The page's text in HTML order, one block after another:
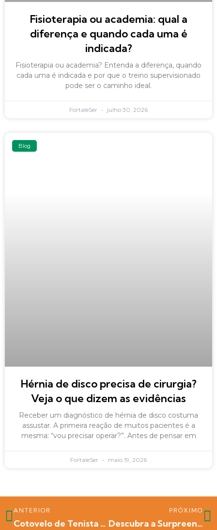
Fisioterapia ou academia: qual a
diferença e quando cada uma é
indicada?
Fisioterapia ou academia? Entenda a diferença, quando
cada uma é indicada e por que o treino supervisionado
pode ser o caminho ideal.
FortaleSer julho 30, 2026
Blog
Hérnia de disco precisa de cirurgia?
Veja o que dizem as evidências
Receber um diagnóstico de hérnia de disco costuma
assustar. A primeira reação de muitos pacientes é a
mesma: “vou precisar operar?”. Antes de pensar em
FortaleSer maio 19, 2026
ANTERIOR
Cotovelo de Tenista – Epicondilite Lateral: Como a Fisioterapia pode ajudar
PRÓXIMO
Descubra a Surpreendente Relação Entre o Tabagismo e as Dores nas Costas